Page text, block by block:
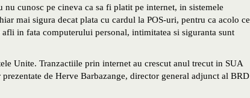
cunosc pe cineva ca sa fi platit pe internet, in sistemele
mai sigura decat plata cu cardul la POS-uri, pentru ca acolo
in fata computerului personal, intimitatea si siguranta sunt
Unite. Tranzactiile prin internet au crescut anul trecut in SUA
de Herve Barbazange, director general adjunct al BRD